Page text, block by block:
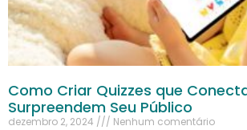
Como Criar Quizzes que
Surpreendem Seu Público
dezembro 2, 2024 Nenhum comentário